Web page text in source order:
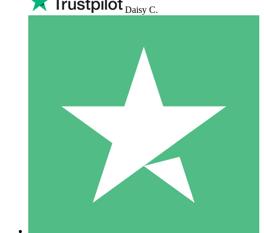
Daisy C.